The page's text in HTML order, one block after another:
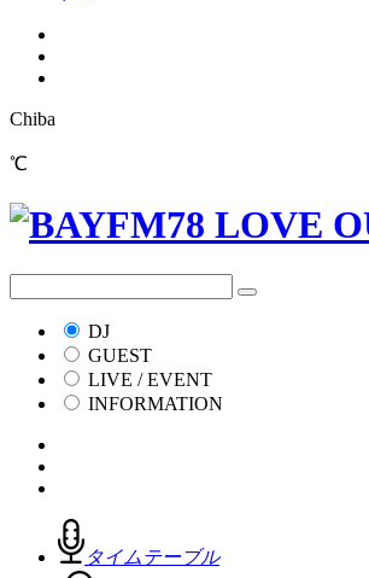
Chiba
℃
DJ
GUEST
LIVE / EVENT
INFORMATION
タイムテーブル